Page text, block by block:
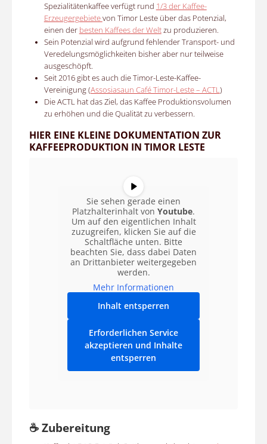
Spezialitätenkaffee verfügt rund 1/3 der Kaffee-
Erzeugergebietevon Timor Leste über das Potenzial,
einen der besten Kaffees der Weltzu produzieren.
Sein Potenzial wird aufgrund fehlender Transport- und
Veredelungsmöglichkeiten bisher aber nur teilweise
ausgeschöpft.
Seit 2016 gibt es auch dieTimor-Leste-Kaffee-
Vereinigung (Assosiasaun Café Timor-Leste – ACTL)
Die ACTL hat das Ziel, das Kaffee Produktionsvolumen
zu erhöhen und die Qualität zu verbessern.
HIER EINE KLEINE DOKUMENTATION ZUR
KAFFEEPRODUKTION IN TIMOR LESTE
Sie sehen gerade einen
Platzhalterinhalt von Youtube.
Um auf den eigentlichen Inhalt
zuzugreifen, klicken Sie auf die
Schaltfläche unten. Bitte
beachten Sie, dass dabei Daten
an Drittanbieter weitergegeben
werden.
Mehr Informationen
Inhalt entsperren
Erforderlichen Service
akzeptieren und Inhalte
entsperren
☕Zubereitung